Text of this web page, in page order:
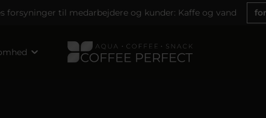
forsyninger til medarbejdere og kunder: Kaffe og vand